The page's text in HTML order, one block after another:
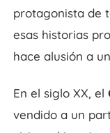
protagonista de
esas historias
hace alusión a
En el siglo XX, el
vendido a un